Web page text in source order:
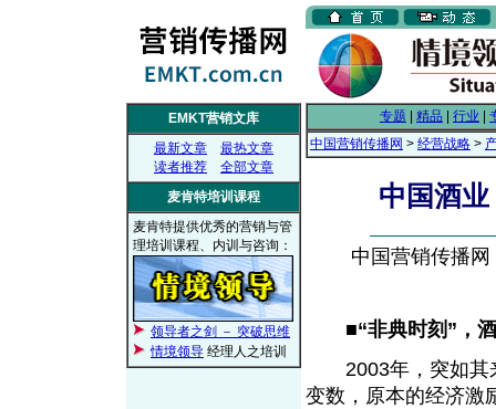
EMKT营销文库
最新文章
最热文章
读者推荐
全部文章
麦肯特培训课程
麦肯特提供优秀的营销与管
理培训课程、内训与咨询：
领导者之剑 － 突破思维
情境领导 经理人之培训
专题 精品 行业
中国营销传播网 > 经营战略 >
中国酒
中国营销传播
■“非典时刻”，
2003年，突如其来
变数，原本的经济激